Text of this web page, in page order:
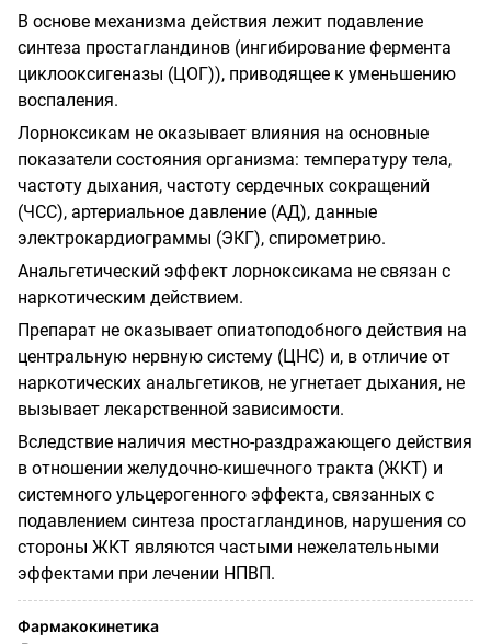
В основе механизма действия лежит подавление
синтеза простагландинов (ингибирование фермента
циклооксигеназы (ЦОГ)), приводящее к уменьшению
воспаления.
Лорноксикам не оказывает влияния на основные
показатели состояния организма: температуру тела,
частоту дыхания, частоту сердечных сокращений
(ЧСС), артериальное давление (АД), данные
электрокардиограммы (ЭКГ), спирометрию.
Анальгетический эффект лорноксикама не связан с
наркотическим действием.
Препарат не оказывает опиатоподобного действия на
центральную нервную систему (ЦНС) и, в отличие от
наркотических анальгетиков, не угнетает дыхания, не
вызывает лекарственной зависимости.
Вследствие наличия местно-раздражающего действия
в отношении желудочно-кишечного тракта (ЖКТ) и
системного ульцерогенного эффекта, связанных с
подавлением синтеза простагландинов, нарушения со
стороны ЖКТ являются частыми нежелательными
эффектами при лечении НПВП.
Фармакокинетика